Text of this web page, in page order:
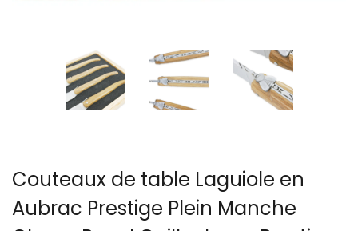
Couteaux de table Laguiole en
Aubrac Prestige Plein Manche